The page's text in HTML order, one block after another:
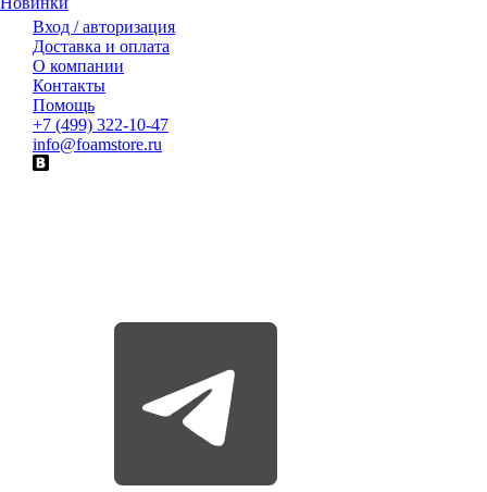
Вход / авторизация
Доставка и оплата
О компании
Контакты
Помощь
+7 (499) 322-10-47
info@foamstore.ru